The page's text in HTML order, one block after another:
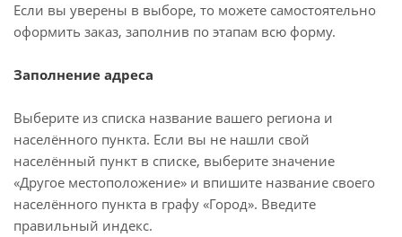
Если вы уверены в выборе, то можете самостоятельно
оформить заказ, заполнив по этапам всю форму.
Заполнение адреса
Выберите из списка название вашего региона и
населённого пункта. Если вы не нашли свой
населённый пункт в списке, выберите значение
«Другое местоположение» и впишите название своего
населённого пункта в графу «Город». Введите
правильный индекс.